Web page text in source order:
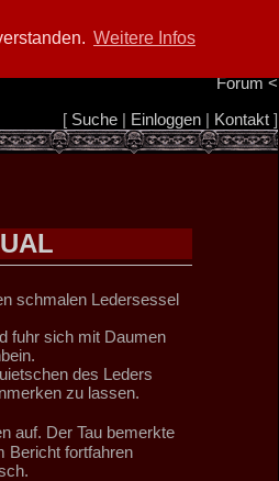
Weitere InfosInfo/Impressum
Forum<
[ Suche| Einloggen| Kontakt]
schmalen Ledersessel
fuhr sich mit Daumen
des Leders
zu lassen.
auf. Der Tau bemerkte
Bericht fortfahren